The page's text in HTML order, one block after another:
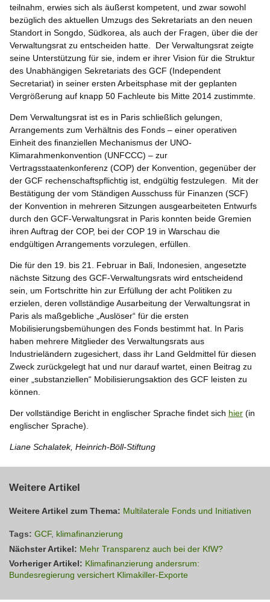
teilnahm, erwies sich als äußerst kompetent, und zwar sowohl
bezüglich des aktuellen Umzugs des Sekretariats an den neuen
Standort in Songdo, Südkorea, als auch der Fragen, über die der
Verwaltungsrat zu entscheiden hatte. Der Verwaltungsrat zeigte
seine Unterstützung für sie, indem er ihrer Vision für die Struktur
des Unabhängigen Sekretariats des GCF (Independent
Secretariat) in seiner ersten Arbeitsphase mit der geplanten
Vergrößerung auf knapp 50 Fachleute bis Mitte 2014 zustimmte.
Dem Verwaltungsrat ist es in Paris schließlich gelungen,
Arrangements zum Verhältnis des Fonds – einer operativen
Einheit des finanziellen Mechanismus der UNO-
Klimarahmenkonvention (UNFCCC) – zur
Vertragsstaatenkonferenz (COP) der Konvention, gegenüber der
der GCF rechenschaftspflichtig ist, endgültig festzulegen. Mit der
Bestätigung der vom Ständigen Ausschuss für Finanzen (SCF)
der Konvention in mehreren Sitzungen ausgearbeiteten Entwurfs
durch den GCF-Verwaltungsrat in Paris konnten beide Gremien
ihren Auftrag der COP, bei der COP 19 in Warschau die
endgültigen Arrangements vorzulegen, erfüllen.
Die für den 19. bis 21. Februar in Bali, Indonesien, angesetzte
nächste Sitzung des GCF-Verwaltungsrats wird entscheidend
sein, um Fortschritte hin zur Erfüllung der acht Politiken zu
erzielen, deren vollständige Ausarbeitung der Verwaltungsrat in
Paris als maßgebliche „Auslöser“ für die ersten
Mobilisierungsbemühungen des Fonds bestimmt hat. In Paris
haben mehrere Mitglieder des Verwaltungsrats aus
Industrieländern zugesichert, dass ihr Land Geldmittel für diesen
Zweck zurückgelegt hat und nur darauf wartet, einen Beitrag zu
einer „substanziellen“ Mobilisierungsaktion des GCF leisten zu
können.
Der vollständige Bericht in englischer Sprache findet sich hier (in
englischer Sprache).
Liane Schalatek, Heinrich-Böll-Stiftung
Weitere Artikel
Weitere Artikel zum Thema: Multilaterale Fonds und Initiativen
Tags: GCF, klimafinanzierung
Nächster Artikel: Mehr Transparenz auch bei der KfW?
Vorheriger Artikel: Klimafinanzierung andersrum:
Bundesregierung versichert Klimakiller-Exporte